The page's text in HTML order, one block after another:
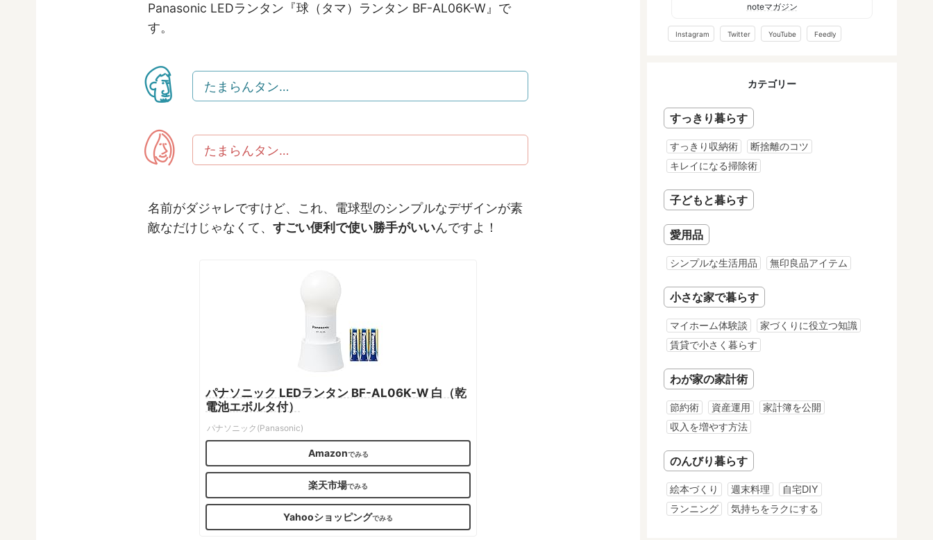
Panasonic LEDランタン『球（タマ）ランタン BF-AL06K-W』で
す。
たまらんタン…
たまらんタン…
名前がダジャレですけど、これ、電球型のシンプルなデザインが素
敵なだけじゃなくて、 すごい便利で使い勝手がいいんですよ！
パナソニック LEDランタン BF-AL06K-W 白（乾
電池エボルタ付）
パナソニック(Panasonic)
Amazon
楽天市場
Yahooショッピング
noteマガジン
Instagram Twitter YouTube Feedly
カテゴリー
すっきり暮らす
すっきり収納術
断捨離のコツ
キレイになる掃除術
子どもと暮らす
愛用品
シンプルな生活用品 無印良品アイテム
小さな家で暮らす
マイホーム体験談
家づくりに役立つ知識
賃貸で小さく暮らす
わが家の家計術
節約術 資産運用
家計簿を公開
収入を増やす方法
のんびり暮らす
絵本づくり 週末料理
自宅DIY
ランニング
気持ちをラクにする